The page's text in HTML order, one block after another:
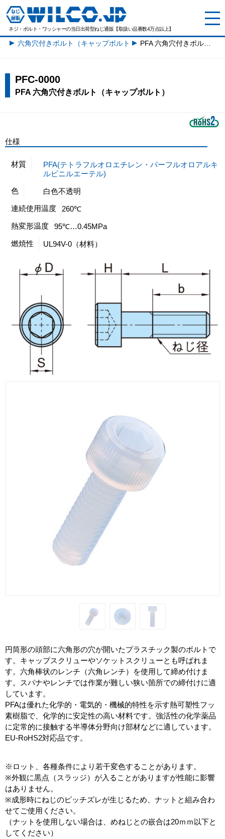
ネジ・ボルト・ワッシャーの当日出荷型ねじ通販【取扱い品番数4万点以上】
六角穴付きボルト（キャップボルト）一覧
PFC-0000
PFA 六角穴付きボルト（キャップボルト）
仕様
材質
PFA(テトラフルオロエチレン・パーフルオロアルキ
ルビニルエーテル)
色
白色不透明
連続使用温度
260℃
熱変形温度
95℃…0.45MPa
燃焼性
UL94V-0（材料）
円筒形の頭部に六角形の穴が開いたプラスチック製のボルトで
す。キャップスクリューやソケットスクリューとも呼ばれま
す。六角棒状のレンチ（六角レンチ）を使用して締め付けま
す。スパナやレンチでは作業が難しい狭い箇所での締付けに適
しています。
PFAは優れた化学的・電気的・機械的特性を示す熱可塑性フッ
素樹脂で、化学的に安定性の高い材料です。強活性の化学薬品
に定常的に接触する半導体分野向け部材などに適しています。
EU-RoHS2対応品です。
※ロット、各種条件により若干変色することがあります。
※外観に黒点（スラッジ）が入ることがありますが性能に影響
はありません。
※成形時にねじのピッチズレが生じるため、ナットと組み合わ
せてご使用ください。
（ナットを使用しない場合は、めねじとの嵌合は20ｍｍ以下と
してください）